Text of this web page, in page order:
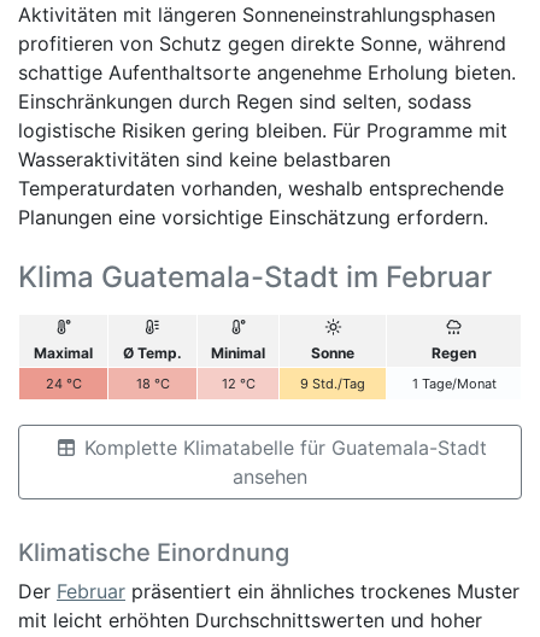
Aktivitäten mit längeren Sonneneinstrahlungsphasen
profitieren von Schutz gegen direkte Sonne, während
schattige Aufenthaltsorte angenehme Erholung bieten.
Einschränkungen durch Regen sind selten, sodass
logistische Risiken gering bleiben. Für Programme mit
Wasseraktivitäten sind keine belastbaren
Temperaturdaten vorhanden, weshalb entsprechende
Planungen eine vorsichtige Einschätzung erfordern.
Klima Guatemala-Stadt im Februar
Maximal Ø Temp. Minimal Sonne Regen
24 °C 18 °C 12 °C 9 Std./Tag 1 Tage/Monat
Komplette Klimatabelle für Guatemala-Stadt
ansehen
Klimatische Einordnung
Der Februar präsentiert ein ähnliches trockenes Muster
mit leicht erhöhten Durchschnittswerten und hoher